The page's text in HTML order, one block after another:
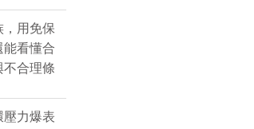
，用免保
能看懂合
不合理條
壓力爆表